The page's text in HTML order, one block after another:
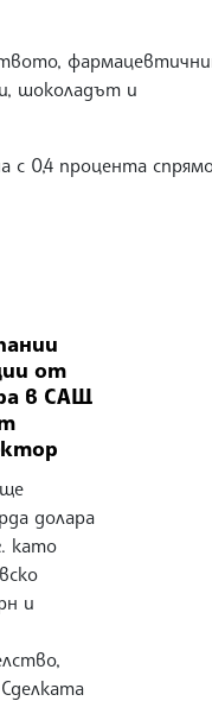
шоколадът и
с 0,4 процента
от
в САЩ
долара
като
и